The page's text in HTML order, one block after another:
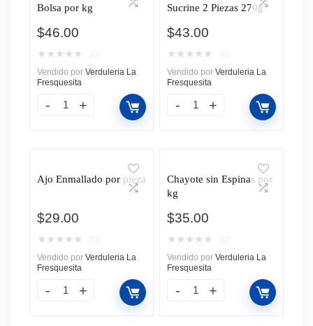
Bolsa por kg
$46.00
★ ★ ★ ★ ★
Vendido por Verduleria La
Fresquesita
Sucrine 2 Piezas 270g
$43.00
★ ★ ★ ★ ★
Vendido por Verduleria La
Fresquesita
Ajo Enmallado por pieza
$29.00
★ ★ ★ ★ ★
Vendido por Verduleria La
Fresquesita
Chayote sin Espinas por
kg
$35.00
★ ★ ★ ★ ★
Vendido por Verduleria La
Fresquesita